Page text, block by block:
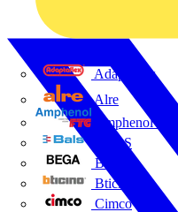
Adaptaflex
Alre
Amphenol FTG
BALS
Bega
Bticino
Cimco